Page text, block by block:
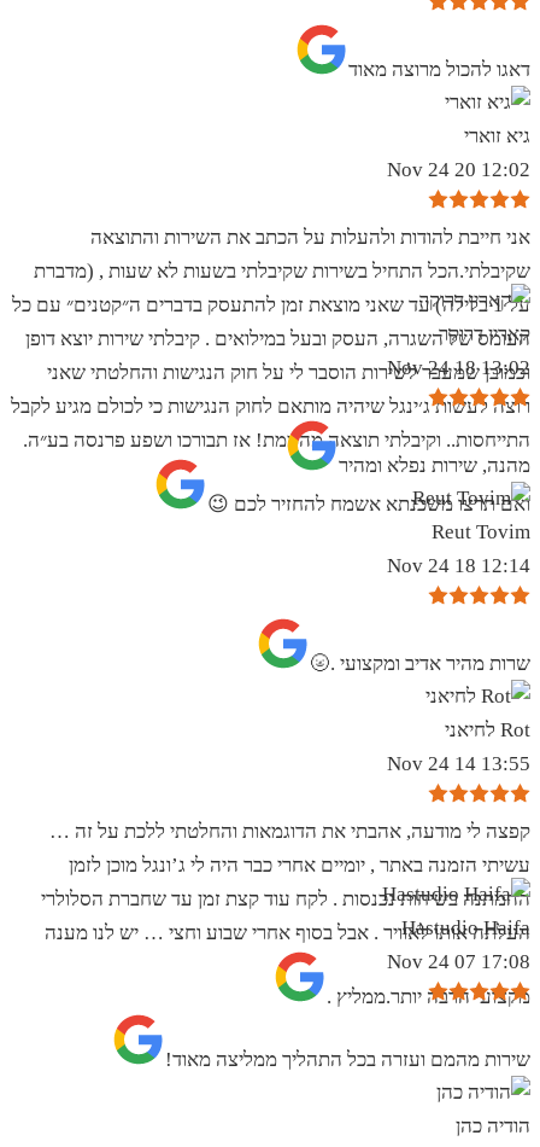
‏דאגו להכול מרוצה מאוד
גיא זוארי
12:02 20 Nov 24
אני חייבת להודות ולהעלות על הכתב את השירות והתוצאה
שקיבלתי.הכל התחיל בשירות שקיבלתי בשעות לא שעות , (מדברת
על 1 בלילה) עד שאני מוצאת זמן להתעסק בדברים ה״קטנים״ עם כל
העומס של השגרה, העסק ובעל במילואים . קיבלתי שירות יוצא דופן
וכמובן שמעבר לשירות הוסבר לי על חוק הנגישות והחלטתי שאני
רוצה לעשות ג׳ינגל שיהיה מותאם לחוק הנגישות כי לכולם מגיע לקבל
התייחסות.. וקיבלתי תוצאה מהממת! אז תבורכו ושפע פרנסה בע״ה.
ואם תרצו משכנתא אשמח להחזיר לכם 😉
קארין דרוקר
13:02 18 Nov 24
מהנה, שירות נפלא ומהיר
Reut Tovim
12:14 18 Nov 24
שרות מהיר אדיב ומקצועי .🌝
Rot לחיאני
13:55 14 Nov 24
קפצה לי מודעה, אהבתי את הדוגמאות והחלטתי ללכת על זה …
עשיתי הזמנה באתר , יומיים אחרי כבר היה לי ג’ונגל מוכן לזמן
ההמתנה בשיחות נכנסות . לקח עוד קצת זמן עד שחברת הסלולרי
העלתה אותו לאוויר . אבל בסוף אחרי שבוע וחצי … יש לנו מענה
מקצועי הרבה יותר.ממליץ .
Hastudio Haifa
17:08 07 Nov 24
שירות מהמם ועזרה בכל התהליך ממליצה מאוד!
הודיה כהן